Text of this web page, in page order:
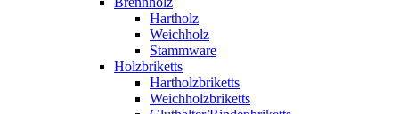
Hartholz
Weichholz
Stammware
Holzbriketts
Hartholzbriketts
Weichholzbriketts